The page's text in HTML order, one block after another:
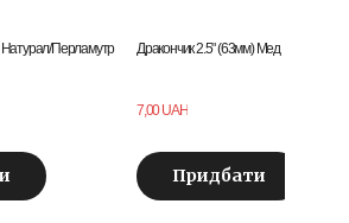
Натурал/Перламутр
Дракончик 2.5" (63мм) Мед
7,00 UAH
Придбати